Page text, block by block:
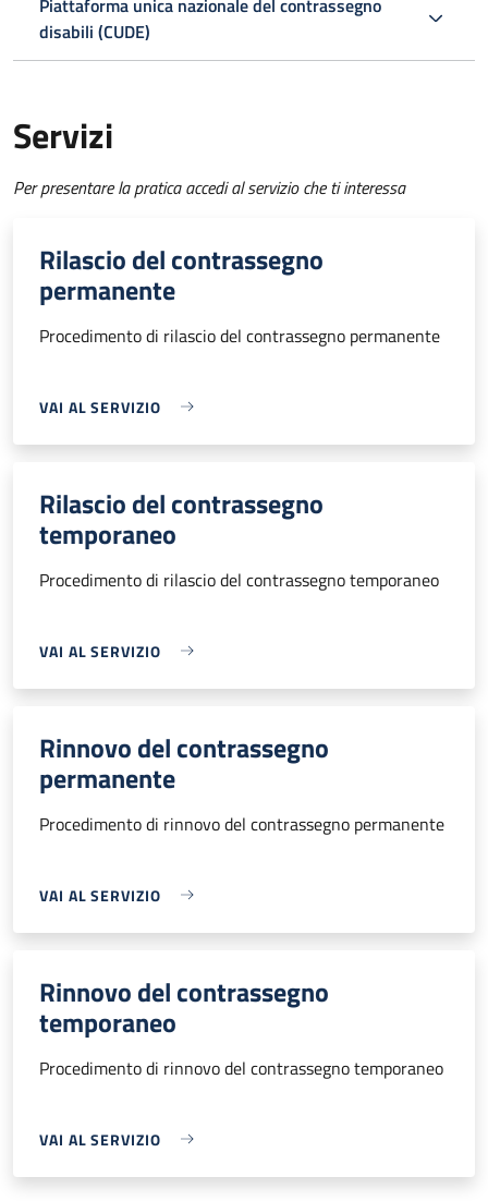
disabili (CUDE)
Servizi
Per presentare la pratica accedi al servizio che ti interessa
Rilascio del contrassegno
permanente
Procedimento di rilascio del contrassegno permanente
VAI AL SERVIZIO
Rilascio del contrassegno
temporaneo
Procedimento di rilascio del contrassegno temporaneo
VAI AL SERVIZIO
Rinnovo del contrassegno
permanente
Procedimento di rinnovo del contrassegno permanente
VAI AL SERVIZIO
Rinnovo del contrassegno
temporaneo
Procedimento di rinnovo del contrassegno temporaneo
VAI AL SERVIZIO